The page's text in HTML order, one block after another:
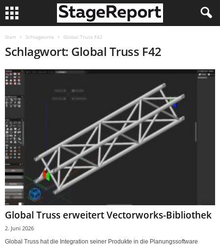
Start Schlagworte Global Truss F42
Schlagwort: Global Truss F42
Global Truss erweitert Vectorworks-Bibliothek
2. Juni 2026
Global Truss hat die Integration seiner Produkte in die Planungssoftware